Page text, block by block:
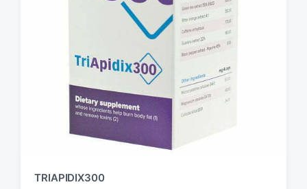
TRIAPIDIX300